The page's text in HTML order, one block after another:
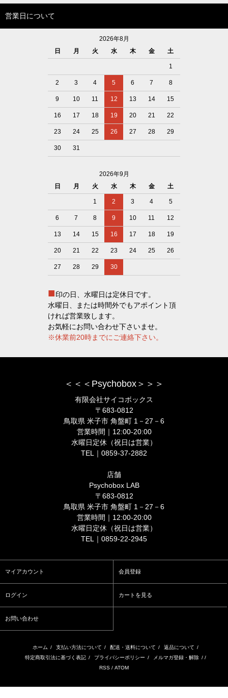
営業日について
2026年8月
日
月 火 水 木 金 土
1
2 3 4 5 6 7 8
9 10 11 12 13 14 15
16 17 18 19 20 21 22
23 24 25 26 27 28 29
30 31
2026年9月
日
月 火 水 木 金 土
1 2 3 4 5
6 7 8 9 10 11 12
13 14 15 16 17 18 19
20 21 22 23 24 25 26
27 28 29 30
■印の日、水曜日は定休日です。
水曜日、または時間外でもアポイント頂
ければ営業致します。
お気軽にお問い合わせ下さいませ。
※休業前20時までにご連絡下さい。
＜＜＜Psychobox＞＞＞
有限会社サイコボックス
〒683-0812
鳥取県 米子市 角盤町 1－27－6
営業時間｜12:00-20:00
水曜日定休（祝日は営業）
TEL｜0859-37-2882
店舗
Psychobox LAB
〒683-0812
鳥取県 米子市 角盤町 1－27－6
営業時間｜12:00-20:00
水曜日定休（祝日は営業）
TEL｜0859-22-2945
マイアカウント 会員登録
ログイン カートを見る
お問い合わせ
ホーム / 支払い方法について / 配送・送料について / 返品について /
特定商取引法に基づく表記 / プライバシーポリシー / メルマガ登録・解除 / /
RSS / ATOM